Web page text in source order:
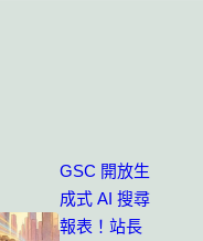
GSC 開放生
成式 AI 搜尋
報表！站長